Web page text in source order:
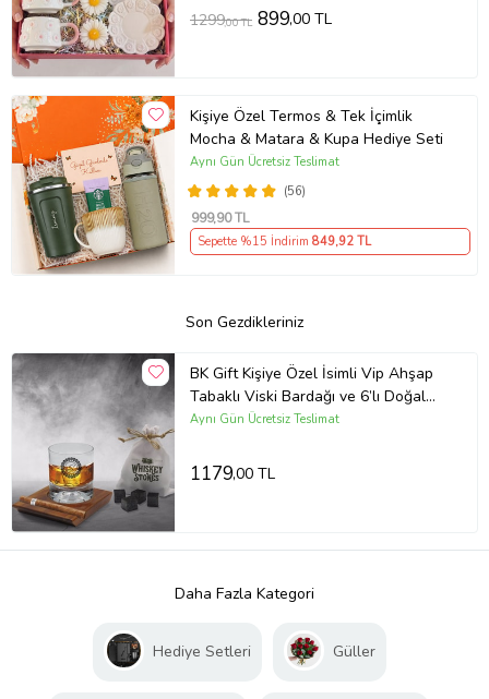
1299,00 TL 899,00 TL
Kişiye Özel Termos & Tek İçimlik
Mocha & Matara & Kupa Hediye Seti
(56)
Aynı Gün Ücretsiz Teslimat
999,90 TL
Sepette %15 İndirim 849,92 TL
Son Gezdikleriniz
BK Gift Kişiye Özel İsimli Vip Ahşap
Tabaklı Viski Bardağı ve 6’lı Doğal
Granit Viski Taşı Sunum Seti - Model
Aynı Gün Ücretsiz Teslimat
1179,00 TL
Daha Fazla Kategori
Hediye Setleri Güller